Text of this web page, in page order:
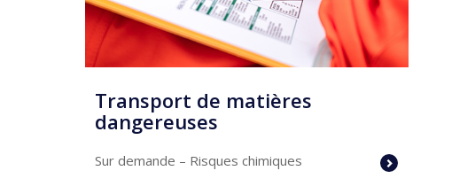
Transport de matières
dangereuses
Sur demande – Risques chimiques